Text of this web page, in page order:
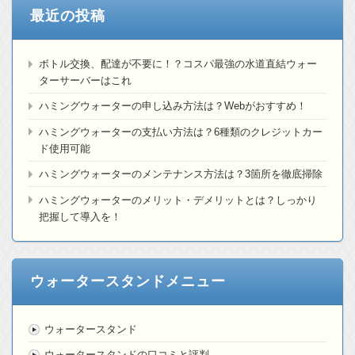
最近の投稿
ボトル交換、配達が不要に！？コスパ最強の水道直結ウォー
ターサーバーはこれ
ハミングウォーターの申し込み方法は？Webがおすすめ！
ハミングウォーターの支払い方法は？6種類のクレジットカー
ド使用可能
ハミングウォーターのメンテナンス方法は？3箇所を徹底掃除
ハミングウォーターのメリット・デメリットとは？しっかり
把握して導入を！
ウォータースタンドメニュー
ウォータースタンド